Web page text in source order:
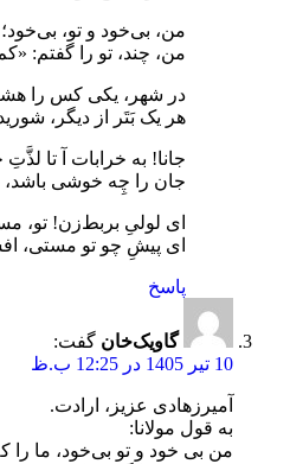
من، بی‌خود و تو، بی‌خود؛
من، چند، تو را گفتم:
در شهر، یکی کس را
هر یک بَتَر از دیگر،
جانا! به خرابات آ تا لذَّتِ
جان را چِه خوشی باشد،
ای لولیِ بربط‌زن! تو،
ای پیشِ چو تو مستی،
پاسخ
گاویک‌خان گفت:
10 تیر 1405 در 12:25 ب.ظ
آمیرزهادی عزیز، ارادت.
به قول مولانا:
من بی خود و تو بی‌خود، ما را